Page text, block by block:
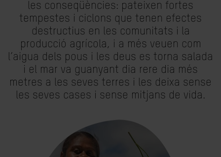
les conseqüències: pateixen fortes
tempestes i ciclons que tenen efectes
destructius en les comunitats i la
producció agrícola, i a més veuen com
l’aigua dels pous i les deus es torna salada
i el mar va guanyant dia rere dia més
metres a les seves terres i les deixa sense
les seves cases i sense mitjans de vida.